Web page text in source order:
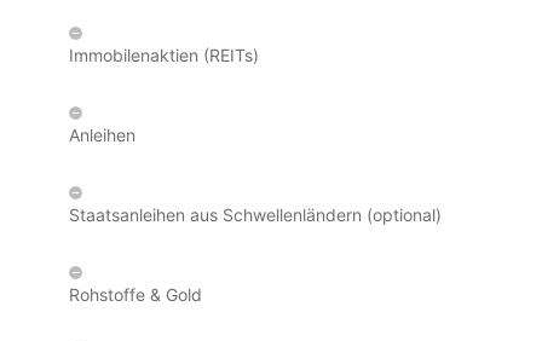
Immobilenaktien (REITs)
Anleihen
Staatsanleihen aus Schwellenländern (optional)
Rohstoffe & Gold